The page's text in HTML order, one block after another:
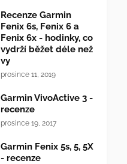
Recenze Garmin
Fenix 6s, Fenix 6 a
Fenix 6x - hodinky, co
vydrží běžet déle než
vy
prosince 11, 2019
Garmin VivoActive 3 -
recenze
prosince 19, 2017
Garmin Fenix 5s, 5, 5X
- recenze